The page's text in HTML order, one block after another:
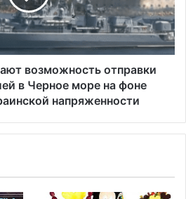
возможность отправки
в Черное море на фоне
напряженности